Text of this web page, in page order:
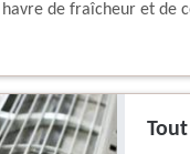
de fraîcheur et de